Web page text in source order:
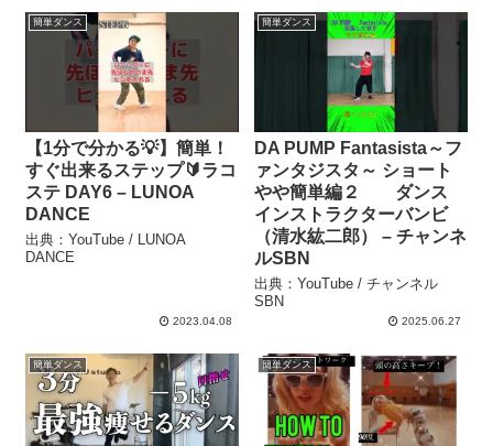
簡単ダンス
【1分で分かる💡】簡単！
すぐ出来るステップ🔰ラコ
ステ DAY6 – LUNOA
DANCE
出典：YouTube / LUNOA
DANCE
2023.04.08
簡単ダンス
DA PUMP Fantasista～フ
ァンタジスタ～ ショート
やや簡単編２ ダンス
インストラクターバンビ
（清水紘二郎） – チャンネ
ルSBN
出典：YouTube / チャンネル
SBN
2025.06.27
簡単ダンス 簡単ダンス